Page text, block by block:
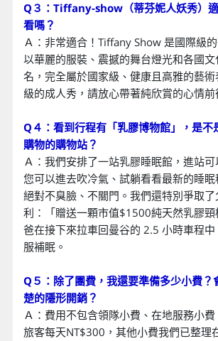
Q３：Tiffany-show（蒂芬妮人妖秀）
看嗎？
Ａ：非常適合！Tiffany Show 是國際級
以華麗的服裝、震撼的舞台燈光和各國
名，完全屬於國家級、健康且高雅的藝
級的成人秀，請放心帶著純欣賞的心情前
Q４：看到行程有「乳膠博物館」，是不
購物的購物站？
Ａ：我們安排了一站乳膠睡眠館，進站可
您可以進去吹冷氣、試躺看看最新的睡
絕對不臭臉、不關門。我們還特別爭取
利：「贈送一顆市值$1500純天然乳膠
爸在接下來拉車回曼谷的 2.5 小時車程
服補眠。
Q５：除了團費，我還要準備多少小費？
楚的隱形開銷？
Ａ：費用不包含領隊小費、在地服務小
旅客每天NT$300，其他小費我們已整理